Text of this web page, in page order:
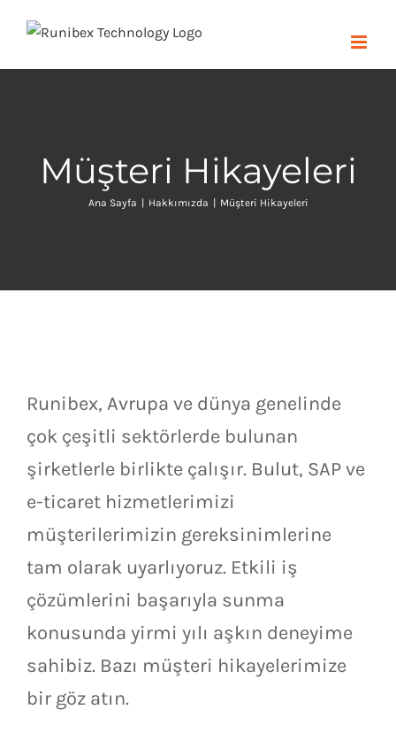
Müşteri Hikayeleri
Ana Sayfa Hakkımızda Müşteri Hikayeleri
Runibex, Avrupa ve dünya genelinde
çok çeşitli sektörlerde bulunan
şirketlerle birlikte çalışır. Bulut, SAP ve
e-ticaret hizmetlerimizi
müşterilerimizin gereksinimlerine
tam olarak uyarlıyoruz. Etkili iş
çözümlerini başarıyla sunma
konusunda yirmi yılı aşkın deneyime
sahibiz. Bazı müşteri hikayelerimize
bir göz atın.